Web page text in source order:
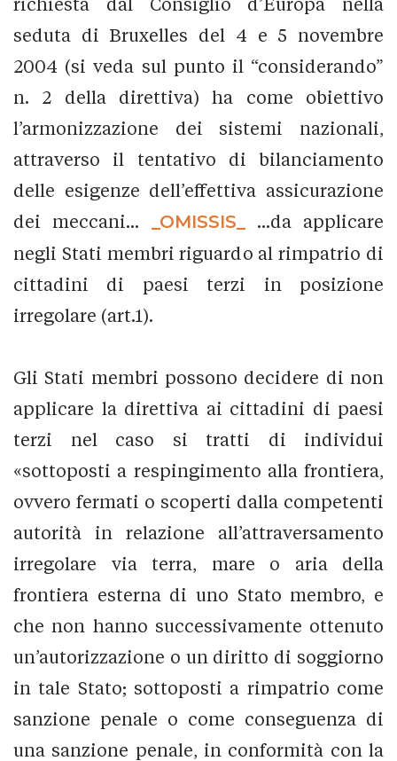
seduta di Bruxelles del 4 e 5 novembre
2004 (si veda sul punto il “considerando”
n. 2 della direttiva) ha come obiettivo
l’armonizzazione dei sistemi nazionali,
attraverso il tentativo di bilanciamento
delle esigenze dell’effettiva assicurazione
dei meccani...
_OMISSIS_
...da applicare
negli Stati membri riguardo al rimpatrio di
cittadini di paesi terzi in posizione
irregolare (art.1).
Gli Stati membri possono decidere di non
applicare la direttiva ai cittadini di paesi
terzi nel caso si tratti di individui
«sottoposti a respingimento alla frontiera,
ovvero fermati o scoperti dalla competenti
autorità in relazione all’attraversamento
irregolare via terra, mare o aria della
frontiera esterna di uno Stato membro, e
che non hanno successivamente ottenuto
un’autorizzazione o un diritto di soggiorno
in tale Stato; sottoposti a rimpatrio come
sanzione penale o come conseguenza di
una sanzione penale, in conformità con la